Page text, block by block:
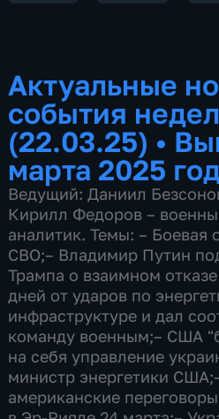
Актуальные
события
(22.03.25) •
марта 2025
Ведущий: Даниил
Кирилл Федоров –
аналитик. Темы: – Боевая
СВО; ​– Владимир Путин
Трампа о взаимном
дней от ударов по
инфраструктуре и дал
команду военным; ​– США
на себя управление
министр энергетики США;
американские